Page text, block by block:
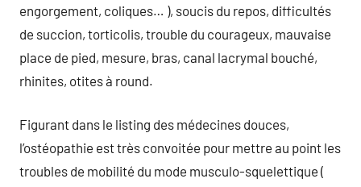
engorgement, coliques… ), soucis du repos, difficultés
de succion, torticolis, trouble du courageux, mauvaise
place de pied, mesure, bras, canal lacrymal bouché,
rhinites, otites à round.
Figurant dans le listing des médecines douces,
l’ostéopathie est très convoitée pour mettre au point les
troubles de mobilité du mode musculo-squelettique (